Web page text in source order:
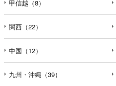
甲信越（8）
関西（22）
中国（12）
九州・沖縄（39）